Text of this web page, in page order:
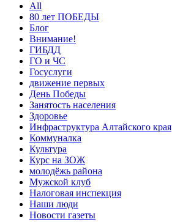
All
80 лет ПОБЕДЫ
Блог
Внимание!
ГИБДД
ГО и ЧС
Госуслуги
движение первых
День Победы
Занятость населения
Здоровье
Инфраструктура Алтайского края
Коммуналка
Культура
Курс на ЗОЖ
молодёжь района
Мужской клуб
Налоговая инспекция
Наши люди
Новости газеты